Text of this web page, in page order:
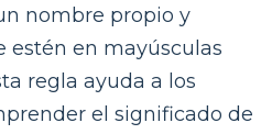
nombre propio y
estén en mayúsculas
regla ayuda a los
el significado de